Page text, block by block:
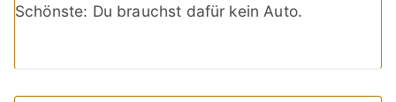
Schönste: Du brauchst dafür kein Auto.